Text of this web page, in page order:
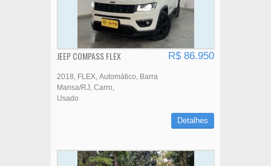
JEEP COMPASS FLEX R$ 86.950
2018 FLEX Automático
Barra
Mansa/RJ Carro
Usado
Detalhes